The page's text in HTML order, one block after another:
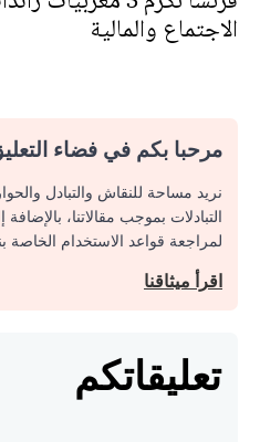
الاجتماع والمالية
مرحبا بكم في فضاء
نريد مساحة للنقاش والتبادل
التبادلات بموجب مقالاتنا،
لمراجعة قواعد الاستخدام الخاصة
اقرأ ميثاقنا
تعليقاتكم